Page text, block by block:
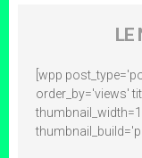
LE
[wpp
order_by='views'